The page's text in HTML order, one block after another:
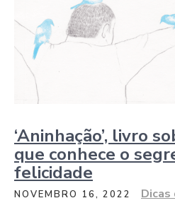
‘Aninhação’, livro
que conhece o
felicidade
NOVEMBRO 16, 2022 Dicas